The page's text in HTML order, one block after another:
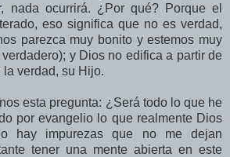
ocurrirá. ¿Por qué? Porque el
eso significa que no es verdad,
parezca muy bonito y estemos muy
y Dios no edifica a partir de
la verdad, su Hijo.
esta pregunta: ¿Será todo lo que he
por evangelio lo que realmente Dios
hay impurezas que no me dejan
tener una mente abierta en este